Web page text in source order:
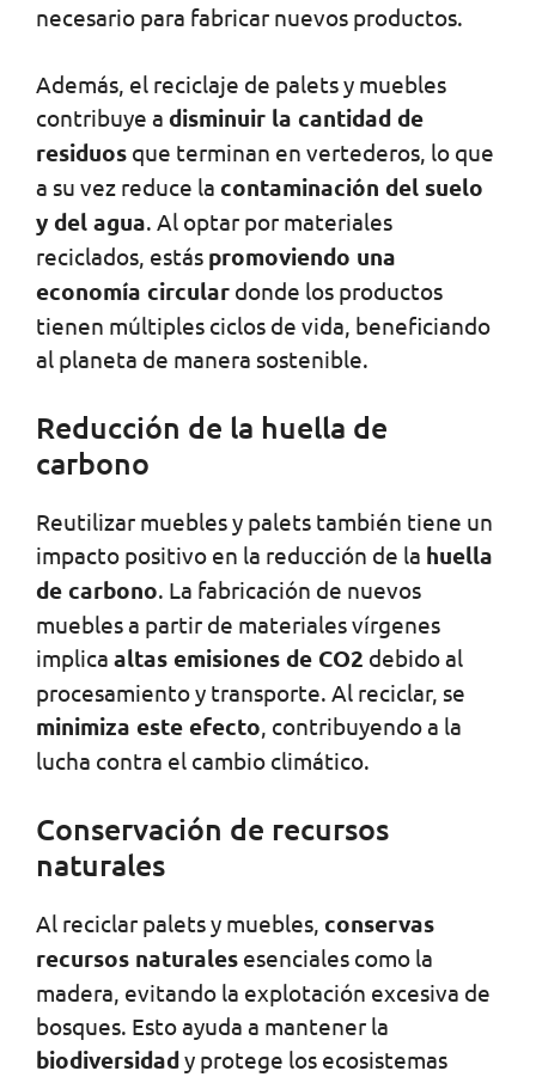
necesario para fabricar nuevos productos.
Además, el reciclaje de palets y muebles
contribuye a disminuir la cantidad de
residuos que terminan en vertederos, lo que
a su vez reduce la contaminación del suelo
y del agua. Al optar por materiales
reciclados, estás promoviendo una
economía circular donde los productos
tienen múltiples ciclos de vida, beneficiando
al planeta de manera sostenible.
Reducción de la huella de
carbono
Reutilizar muebles y palets también tiene un
impacto positivo en la reducción de la huella
de carbono. La fabricación de nuevos
muebles a partir de materiales vírgenes
implica altas emisiones de CO2 debido al
procesamiento y transporte. Al reciclar, se
minimiza este efecto, contribuyendo a la
lucha contra el cambio climático.
Conservación de recursos
naturales
Al reciclar palets y muebles, conservas
recursos naturales esenciales como la
madera, evitando la explotación excesiva de
bosques. Esto ayuda a mantener la
biodiversidady protege los ecosistemas